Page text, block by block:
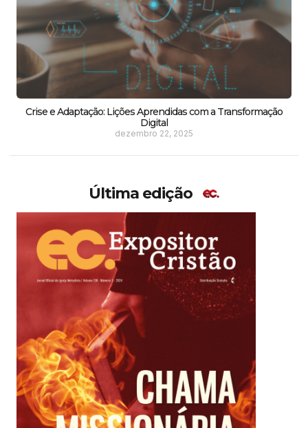
Crise e Adaptação: Lições Aprendidas com a Transformação
Digital
dezembro 22, 2025
Última edição